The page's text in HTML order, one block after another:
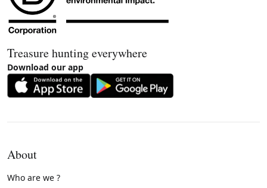
Treasure hunting everywhere
Download our app
About
Who are we ?